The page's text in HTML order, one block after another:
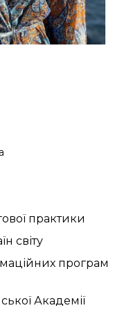
практики
світу
програм
Академії